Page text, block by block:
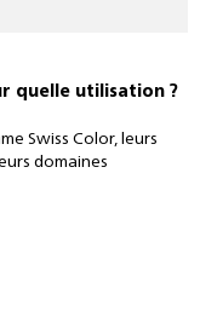
quelle utilisation ?
Swiss Color, leurs
domaines